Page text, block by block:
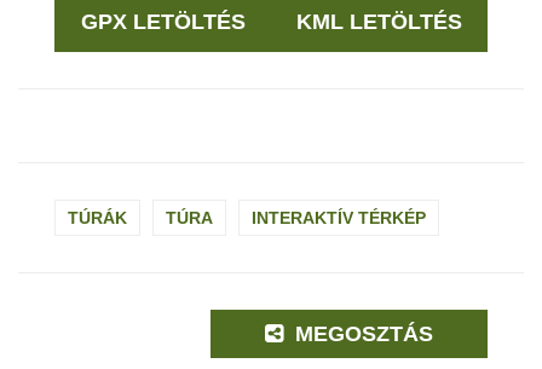
GPX LETÖLTÉS KML LETÖLTÉS
TÚRÁK TÚRA INTERAKTÍV TÉRKÉP
MEGOSZTÁS